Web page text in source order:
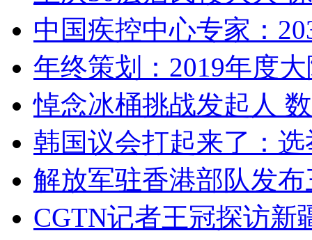
中国疾控中心专家：
年终策划：2019年度
悼念冰桶挑战发起人
韩国议会打起来了：
解放军驻香港部队发
CGTN记者王冠探访新